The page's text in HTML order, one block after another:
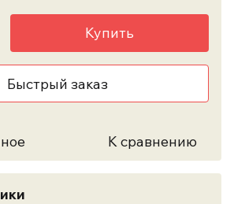
Купить
Быстрый заказ
К сравнению